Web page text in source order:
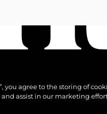
you agree to the storing of
assist in our marketing